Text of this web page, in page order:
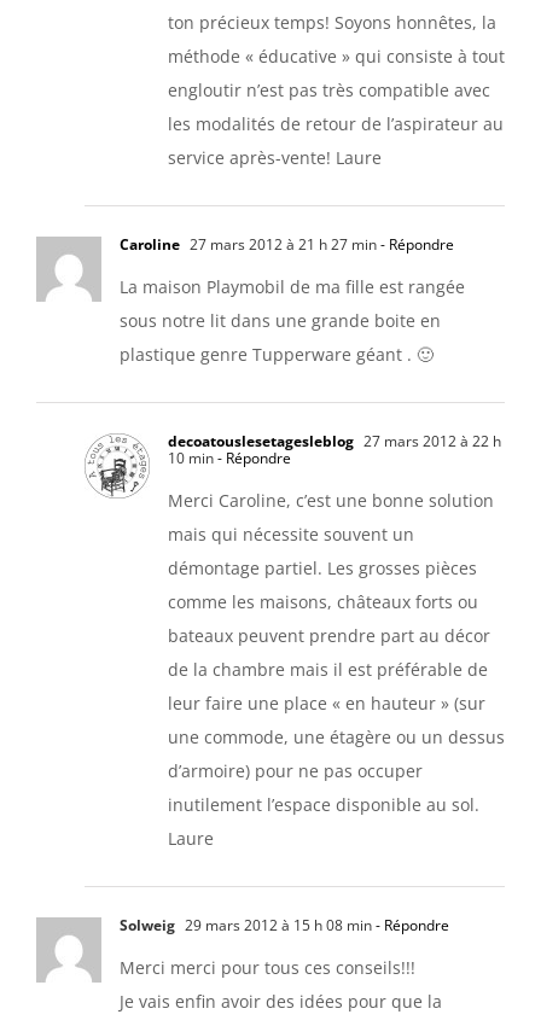
ton précieux temps! Soyons honnêtes, la
méthode « éducative » qui consiste à tout
engloutir n’est pas très compatible avec
les modalités de retour de l’aspirateur au
service après-vente! Laure
Caroline 27 mars 2012 à 21 h 27 min- Répondre
La maison Playmobil de ma fille est rangée
sous notre lit dans une grande boite en
plastique genre Tupperware géant . 🙂
decoatouslesetagesleblog 27 mars 2012 à 22 h
10 min- Répondre
Merci Caroline, c’est une bonne solution
mais qui nécessite souvent un
démontage partiel. Les grosses pièces
comme les maisons, châteaux forts ou
bateaux peuvent prendre part au décor
de la chambre mais il est préférable de
leur faire une place « en hauteur » (sur
une commode, une étagère ou un dessus
d’armoire) pour ne pas occuper
inutilement l’espace disponible au sol.
Laure
Solweig 29 mars 2012 à 15 h 08 min- Répondre
Merci merci pour tous ces conseils!!!
Je vais enfin avoir des idées pour que la